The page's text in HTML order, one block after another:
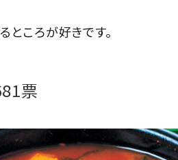
ところが好きです。
票